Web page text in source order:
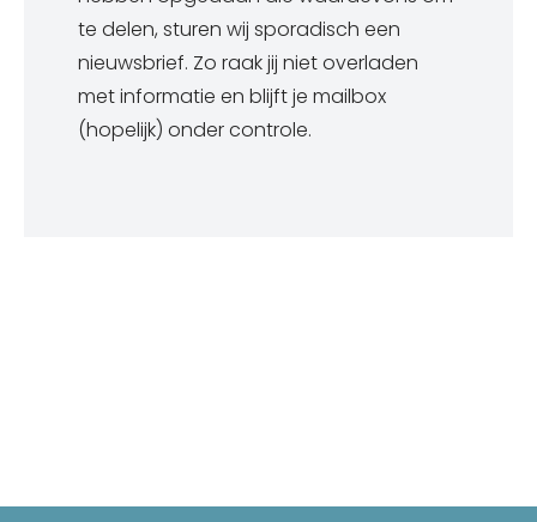
te delen, sturen wij sporadisch een
nieuwsbrief. Zo raak jij niet overladen
met informatie en blijft je mailbox
(hopelijk) onder controle.